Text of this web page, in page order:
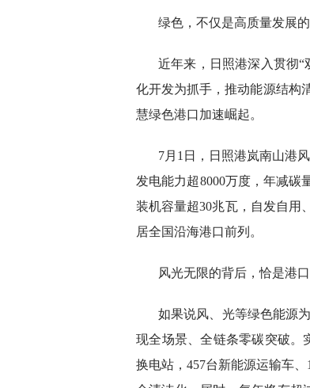
绿色，不仅是高质量发展
近年来，日照港深入贯彻
化开发为抓手，推动能源结构
慧绿色港口加速崛起。
7月1日，日照港岚南山港
发电能力超8000万度，年减碳
装机容量超30兆瓦，自发自用
居全国沿海港口前列。
风光无限的背后，恰是港
如果说风、光等绿色能源
现全场景、全链条零碳突破。
换电站，457台新能源运输车